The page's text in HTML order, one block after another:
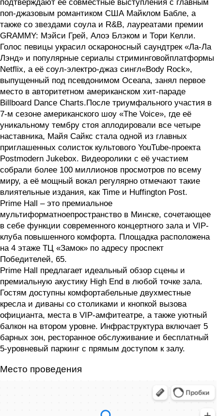
подтверждают её совместные выступления с главным
поп-джазовым романтиком США Майклом Бабле, а
также со звездами соула и R&B, лауреатами премии
GRAMMY: Мэйси Грей, Алоэ Блэком и Тори Келли.
Голос певицы украсил оскароносный саундтрек «Ла-Ла
Лэнд» и популярные сериалы стриминговойплатформы
Netflix, а её соул-электро-джаз сингл«Body Rock»,
выпущенный под псевдонимом Oceana, занял первое
место в авторитетном американском хит-параде
Billboard Dance Charts.После триумфального участия в
7-м сезоне американского шоу «The Voice», где её
уникальному тембру стоя аплодировали все четыре
наставника, Майя Сайкс стала одной из главных
приглашенных солисток культового YouTube-проекта
Postmodern Jukebox. Видеоролики с её участием
собрали более 100 миллионов просмотров по всему
миру, а её мощный вокал регулярно отмечают такие
влиятельные издания, как Time и Huffington Post.
Prime Hall – это премиальное
мультиформатноепространство в Минске, сочетающее
в себе функции современного концертного зала и VIP-
клуба повышенного комфорта. Площадка расположена
на 4 этаже ТЦ «Замок» по адресу проспект
Победителей, 65.
Prime Hall предлагает идеальный обзор сцены и
премиальную акустику High End в любой точке зала.
Гостям доступны комфортабельные двухместные
кресла и диваны со столиками и кнопкой вызова
официанта, места в VIP-амфитеатре, а также уютный
балкон на втором уровне. Инфраструктура включает 5
барных зон, ресторанное обслуживание и бесплатный
5-уровневый паркинг с прямым доступом к залу.
Место проведения